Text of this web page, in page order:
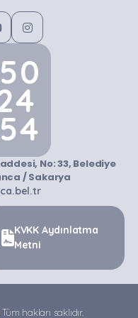
No: 33, Belediye
/ Sakarya
KVKK Aydınlatma
Metni
Tüm hakları saklıdır.